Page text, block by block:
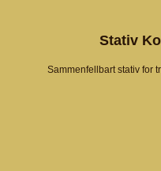
Stativ
Sammenfellbart stativ for